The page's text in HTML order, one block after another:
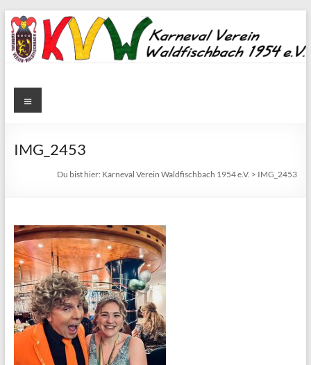
Zum
Inhalt
springen
Karneval
Waldfischbach
1954
Karneval
Verein
Waldfischbach
1954
e.V.
Menü
IMG_2453
Du bist hier: Karneval Verein Waldfischbach 1954 e.V. > IMG_2453